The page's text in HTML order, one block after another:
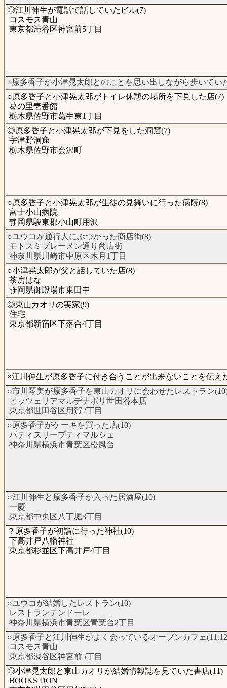
◎江川伸生が電話で話していたビル(7)
コスモス青山
東京都渋谷区神宮前5丁目
×原多香子が小津晃太郎とのことを思い出しながら歩いてい
○原多香子と小津晃太郎がトイレ休憩の場所を下見した店(7)
葛の里壱番館
栃木県佐野市葛生東1丁目
◎原多香子と小津晃太郎が下見をした洞窟(7)
宇津野洞窟
栃木県佐野市会沢町
○原多香子と小津晃太郎が生徒の見舞いに行った病院(8)
富士小山病院
静岡県駿東郡小山町用沢
○ユウコが通行人にぶつかった商店街(8)
モトスミブレーメン通り商店街
神奈川県川崎市中原区木月1丁目
○小津晃太郎が父と話していた店(8)
茶房はな
静岡県御殿場市東田中
◎東山カオリの実家(9)
住宅
東京都新宿区下落合4丁目
×江川伸生が原多香子に付き合うことが出来ないことを伝え
○市川琴美が原多香子を東山カオリに会わせたレストラン
ピッツェリアマルデナポリ世田谷本店
東京都世田谷区用賀2丁目
○原多香子がケーキを買った店(10)
パティスリープティマルシェ
神奈川県横浜市青葉区松風台
○江川伸生と原多香子が入った居酒屋(10)
一慶
東京都中央区八丁堀3丁目
？原多香子が初詣に行った神社(10)
下高井戸八幡神社
東京都杉並区下高井戸4丁目
○ユウコが結婚したレストラン(10)
レストランテンドーレ
神奈川県横浜市青葉区青葉台2丁目
○原多香子と江川伸生がよく会っているオープンカフェ
コスモス青山
東京都渋谷区神宮前5丁目
◎小津晃太郎と東山カオリが結婚情報誌を見ていた書店(11)
BOOKS DON